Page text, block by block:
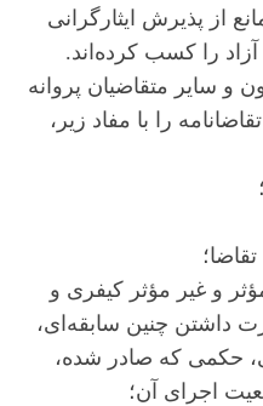
از پذیرش ایثارگرانی
را کسب کرده‌اند.
و سایر متقاضیان پروانه
را با مفاد زیر،
و غیر مؤثر کیفری و
داشتن چنین سابقه‌ای،
حکمی که صادر شده،
اجرای آن؛